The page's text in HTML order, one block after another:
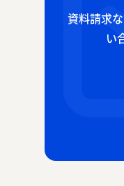
資料請求な
い